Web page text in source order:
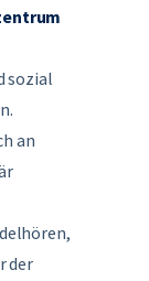
sozial
an
der